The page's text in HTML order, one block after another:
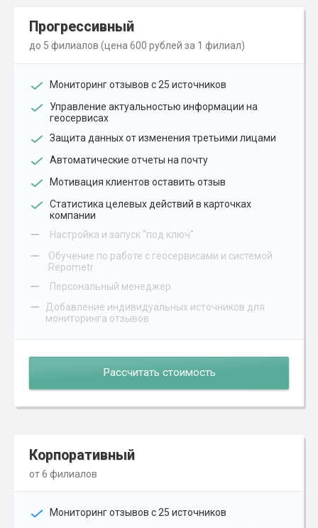
Прогрессивный
до 5 филиалов (цена 600 рублей за 1 филиал)
Мониторинг отзывов с 25 источников
Управление актуальностью информации на
геосервисах
Защита данных от изменения третьими лицами
Автоматические отчеты на почту
Мотивация клиентов оставить отзыв
Статистика целевых действий в карточках
компании
– Настройка и запуск "под ключ"
–
Обучение по работе с геосервисами и системой
Repometr
– Персональный менеджер
–
Добавление индивидуальных источников для
мониторинга отзывов
Рассчитать стоимость
Корпоративный
от 6 филиалов
Мониторинг отзывов с 25 источников